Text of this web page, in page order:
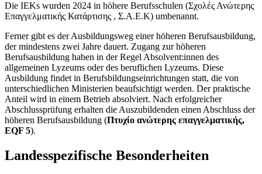
Die IEKs wurden 2024 in höhere Berufsschulen (Σχολές Ανώτερης
Επαγγελματικής Κατάρτισης , Σ.Α.Ε.Κ) umbenannt.
Ferner gibt es der Ausbildungsweg einer höheren Berufsausbildung,
der mindestens zwei Jahre dauert. Zugang zur höheren
Berufsausbildung haben in der Regel Absolvent:innen des
allgemeinen Lyzeums oder des beruflichen Lyzeums. Diese
Ausbildung findet in Berufsbildungseinrichtungen statt, die von
unterschiedlichen Ministerien beaufsichtigt werden. Der praktische
Anteil wird in einem Betrieb absolviert. Nach erfolgreicher
Abschlussprüfung erhalten die Auszubildenden einen Abschluss der
höheren Berufsausbildung (Πτυχίο ανώτερης επαγγελματικής,
EQF 5).
Landesspezifische Besonderheiten